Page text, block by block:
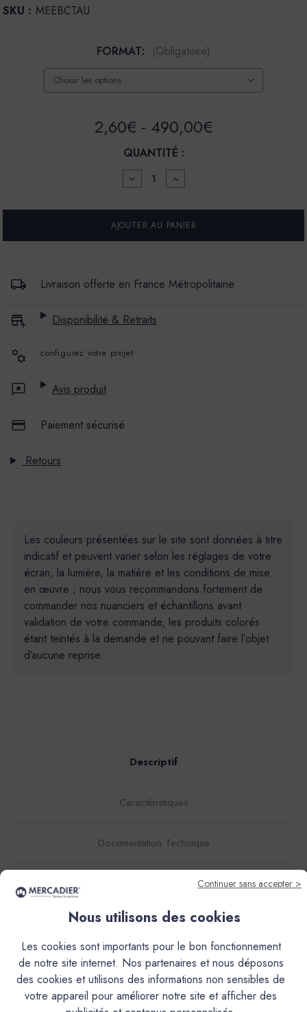
SKU : MEEBCTAU
FORMAT: (Obligatoire)
2,60€ - 490,00€
QUANTITÉ :
DIMINUER
LA
POUR
ENDUIT
COLORÉ
COULEUR
AUGMENTER
LA
POUR
ENDUIT
COLORÉ
-
COULEUR
Livraison offerte en France Métropolitaine
Disponibilité & Retraits
configurez votre projet
Avis produit
Paiement sécurisé
Retours
Les couleurs présentées sur le site sont données à titre
indicatif et peuvent varier selon les réglages de votre
écran, la lumière, la matière et les conditions de mise
en œuvre ; nous vous recommandons fortement de
commander nos nuanciers et échantillons avant
validation de votre commande, les produits colorés
étant teintés à la demande et ne pouvant faire l’objet
d’aucune reprise.
Descriptif
Caractéristiques
Documentation Technique
Couleurs & Échantillons
L’Enduit Béton Coloré (EBC), est un mortier décoratif de
le mélange d'une poudre et d'une résine liquide. Ses
qualités d'accroche exceptionnelles, sans primaire, sur la
plupart des supports, et ses propriétés hydrofuges en font
un matériau idéal pour la réalisation de sols, murs, plans de
Continuer sans accepter >
Nous utilisons des cookies
Les cookies sont importants pour le bon fonctionnement
de notre site internet. Nos partenaires et nous déposons
des cookies et utilisons des informations non sensibles de
votre appareil pour améliorer notre site et afficher des